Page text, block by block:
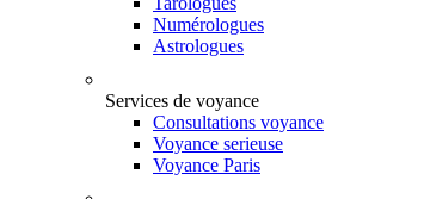
Numérologues
Astrologues
Services de voyance
Consultations voyance
Voyance serieuse
Voyance Paris